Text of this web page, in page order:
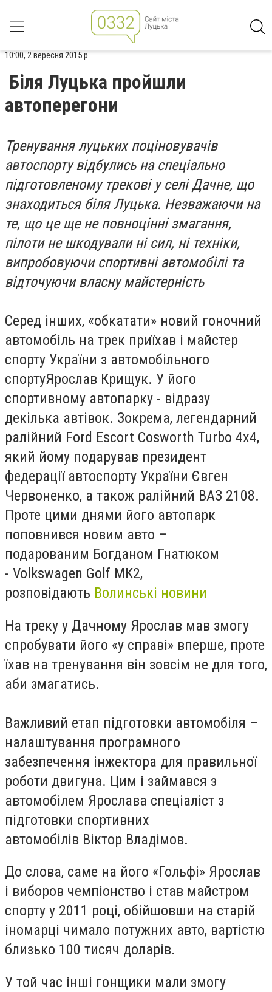
10:00, 2 вересня 2015 р.
Біля Луцька пройшли
автоперегони
Тренування луцьких поціновувачів
автоспорту відбулись на спеціально
підготовленому трекові у селі Дачне, що
знаходиться біля Луцька. Незважаючи на
те, що це ще не повноцінні змагання,
пілоти не шкодували ні сил, ні техніки,
випробовуючи спортивні автомобілі та
відточуючи власну майстерність
Серед інших, «обкатати» новий гоночний
автомобіль на трек приїхав і майстер
спорту України з автомобільного
спортуЯрослав Крищук. У його
спортивному автопарку - відразу
декілька автівок. Зокрема, легендарний
ралійний Ford Escort Cosworth Turbo 4х4,
який йому подарував президент
федерації автоспорту України Євген
Червоненко, а також ралійний ВАЗ 2108.
Проте цими днями його автопарк
поповнився новим авто –
подарованим Богданом Гнатюком
- Volkswagen Golf MK2,
розповідають Волинські новини
На треку у Дачному Ярослав мав змогу
спробувати його «у справі» вперше, проте
їхав на тренування він зовсім не для того,
аби змагатись.
Важливий етап підготовки автомобіля –
налаштування програмного
забезпечення інжектора для правильної
роботи двигуна. Цим і займався з
автомобілем Ярослава спеціаліст з
підготовки спортивних
автомобілів Віктор Владімов.
До слова, саме на його «Гольфі» Ярослав
і виборов чемпіонство і став майстром
спорту у 2011 році, обійшовши на старій
іномарці чимало потужних авто, вартістю
близько 100 тисяч доларів.
У той час інші гонщики мали змогу